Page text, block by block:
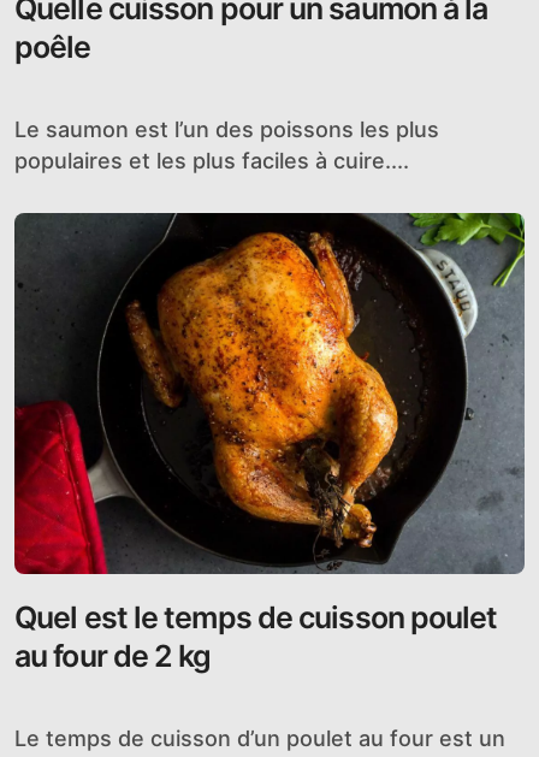
Quelle cuisson pour un saumon à la
poêle
Le saumon est l’un des poissons les plus
populaires et les plus faciles à cuire....
Quel est le temps de cuisson poulet
au four de 2 kg
Le temps de cuisson d’un poulet au four est un